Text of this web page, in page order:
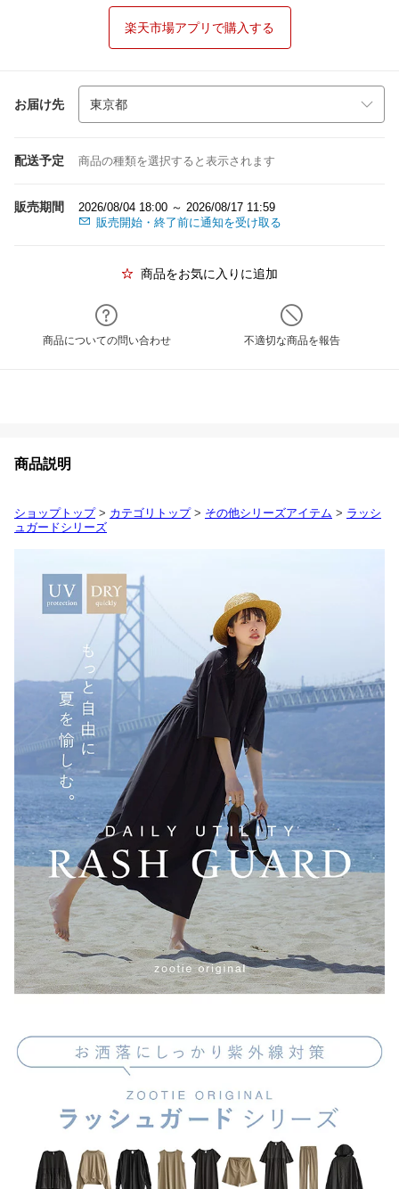
楽天市場アプリで購入する
お届け先
配送予定 商品の種類を選択すると表示されます
販売期間
2026/08/04 18:00 ～ 2026/08/17 11:59
販売開始・終了前に通知を受け取る
商品をお気に入りに追加
商品についての問い合わせ 不適切な商品を報告
商品説明
ショップトップ> カテゴリトップ> その他シリーズアイテム > ラッシ
ュガードシリーズ